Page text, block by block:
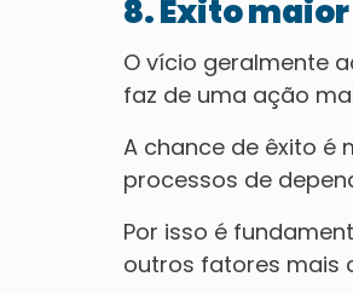
8. Êxito
O vício geralmente
faz de uma ação
A chance de êxito é
processos de
Por isso é
outros fatores mais